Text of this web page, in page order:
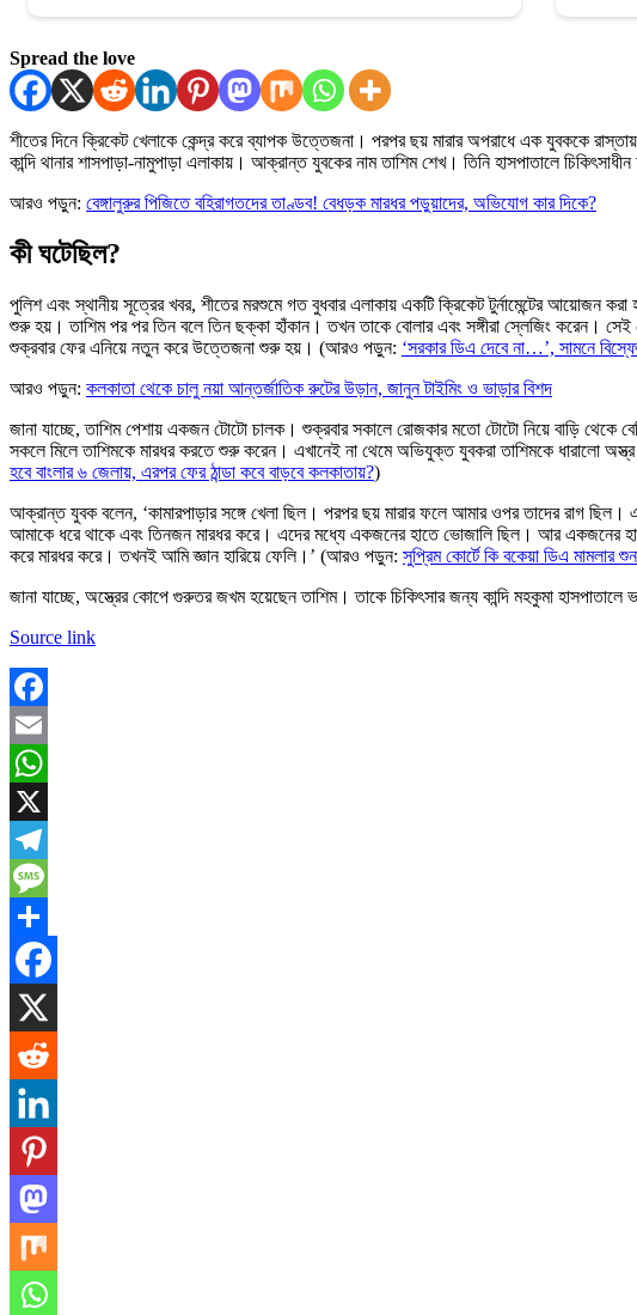
Spread the love
শীতের দিনে ক্রিকেট খেলাকে কেন্দ্র করে ব্যাপক উত্তেজনা। পরপর ছয় মারার অপরাধে এক যুবককে
কান্দি থানার শাসপাড়া-নামুপাড়া এলাকায়। আক্রান্ত যুবকের নাম তাশিম শেখ। তিনি হাসপাতালে
আরও পড়ুন: বেঙ্গালুরুর পিজিতে বহিরাগতদের তাণ্ডব! বেধড়ক মারধর পড়ুয়াদের, অভিযোগ কার দিকে?
কী ঘটেছিল?
পুলিশ এবং স্থানীয় সূত্রের খবর, শীতের মরশুমে গত বুধবার এলাকায় একটি ক্রিকেট টুর্নামেন্টের আয়োজন
শুরু হয়। তাশিম পর পর তিন বলে তিন ছক্কা হাঁকান। তখন তাকে বোলার এবং সঙ্গীরা স্লেজিং করেন।
শুক্রবার ফের এনিয়ে নতুন করে উত্তেজনা শুরু হয়। (আরও পড়ুন: ‘সরকার ডিএ দেবে না…’, সামনে
আরও পড়ুন: কলকাতা থেকে চালু নয়া আন্তর্জাতিক রুটের উড়ান, জানুন টাইমিং ও ভাড়ার বিশদ
জানা যাচ্ছে, তাশিম পেশায় একজন টোটো চালক। শুক্রবার সকালে রোজকার মতো টোটো নিয়ে বাড়ি থেকে
সকলে মিলে তাশিমকে মারধর করতে শুরু করেন। এখানেই না থেমে অভিযুক্ত যুবকরা তাশিমকে ধারালো
হবে বাংলার ৬ জেলায়, এরপর ফের ঠান্ডা কবে বাড়বে কলকাতায়?)
আক্রান্ত যুবক বলেন, ‘কামারপাড়ার সঙ্গে খেলা ছিল। পরপর ছয় মারার ফলে আমার ওপর তাদের রাগ
আমাকে ধরে থাকে এবং তিনজন মারধর করে। এদের মধ্যে একজনের হাতে ভোজালি ছিল। আর একজনের
করে মারধর করে। তখনই আমি জ্ঞান হারিয়ে ফেলি।’ (আরও পড়ুন: সুপ্রিম কোর্টে কি বকেয়া ডিএ মামলার
জানা যাচ্ছে, অস্ত্রের কোপে গুরুতর জখম হয়েছেন তাশিম। তাকে চিকিৎসার জন্য কান্দি মহকুমা
Source link
Facebook
Email
WhatsApp
X
Telegram
Message
Share